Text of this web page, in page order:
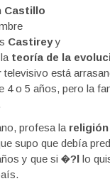
Castillo
Castireyy
teoría de la
televisivo está
4 o 5 años, pero la
profesa la
supo que debía
y que si �?l lo